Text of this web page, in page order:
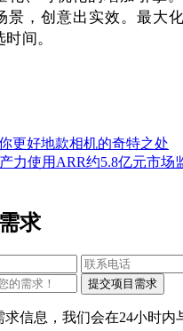
景，创意出实效。最大
间。
更好地款相机的奇特之处
力使用ARR约5.8亿元市场
求
信息，我们会在24小时内